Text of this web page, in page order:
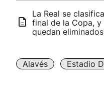
La Real se
final de la Copa, y
quedan eliminados
Alavés Estadio